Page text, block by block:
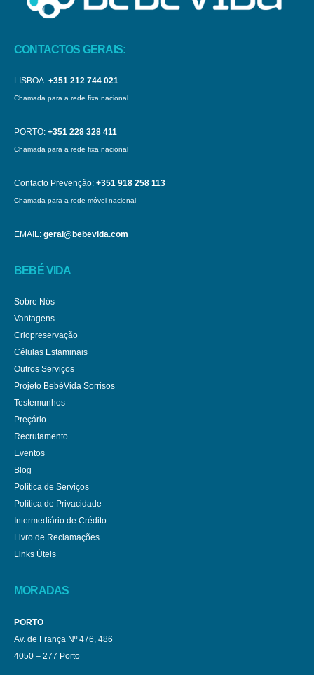
CONTACTOS GERAIS:
LISBOA: +351 212 744 021
Chamada para a rede fixa nacional
PORTO: +351 228 328 411
Chamada para a rede fixa nacional
Contacto Prevenção: +351 918 258 113
Chamada para a rede móvel nacional
EMAIL: geral@bebevida.com
BEBÉ VIDA
Sobre Nós
Vantagens
Criopreservação
Células Estaminais
Outros Serviços
Projeto BebéVida Sorrisos
Testemunhos
Preçário
Recrutamento
Eventos
Blog
Política de Serviços
Política de Privacidade
Intermediário de Crédito
Livro de Reclamações
Links Úteis
MORADAS
PORTO
Av. de França Nº 476, 486
4050 – 277 Porto